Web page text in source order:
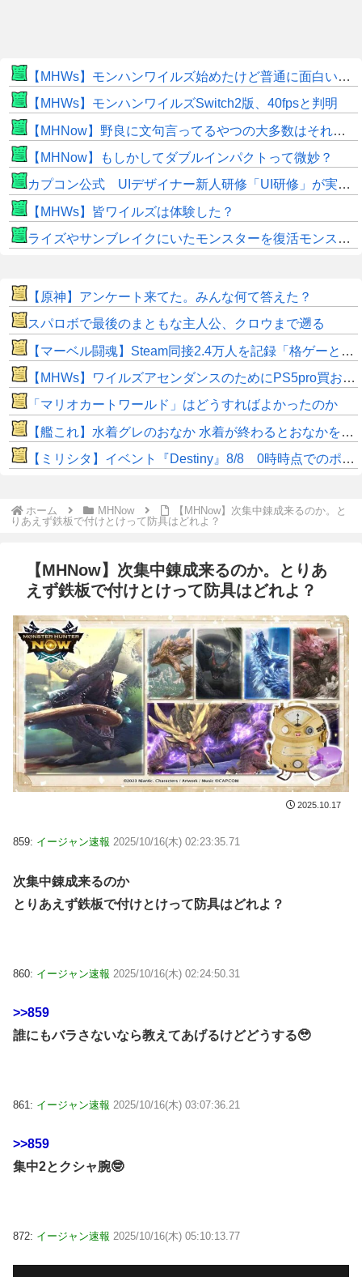
【MHWs】モンハンワイルズ始めたけど普通に面白いじゃん
【MHWs】モンハンワイルズSwitch2版、40fpsと判明
【MHNow】野良に文句言ってるやつの大多数はそれしてないだけの雑魚だから聞く耳持つだけムダよ
【MHNow】もしかしてダブルインパクトって微妙？
カプコン公式 UIデザイナー新人研修「UI研修」が実装まで進みました！
【MHWs】皆ワイルズは体験した？
ライズやサンブレイクにいたモンスターを復活モンスターと呼ぶのはやめよう
【原神】アンケート来てた。みんな何て答えた？
スパロボで最後のまともな主人公、クロウまで遡る
【マーベル闘魂】Steam同接2.4万人を記録「格ゲーとしてはかなり良い滑り出し」
【MHWs】ワイルズアセンダンスのためにPS5pro買おうとしたら転売価格ばかりじゃねーか
「マリオカートワールド」はどうすればよかったのか
【艦これ】水着グレのおなか 水着が終わるとおなかを隠してしまうから今のうちに堪能しておく 他
【ミリシタ】イベント『Destiny』8/8 0時時点でのポイント、ハイスコアのボーダー
ホーム MHNow
【MHNow】次集中錬成来るのか。と
りあえず鉄板で付けとけって防具はどれよ？
【MHNow】次集中錬成来るのか。とりあ
えず鉄板で付けとけって防具はどれよ？
2025.10.17
859: イージャン速報 2025/10/16(木) 02:23:35.71
次集中錬成来るのか
とりあえず鉄板で付けとけって防具はどれよ？
860: イージャン速報 2025/10/16(木) 02:24:50.31
>>859
誰にもバラさないなら教えてあげるけどどうする🥹
861: イージャン速報 2025/10/16(木) 03:07:36.21
>>859
集中2とクシャ腕🤓
872: イージャン速報 2025/10/16(木) 05:10:13.77